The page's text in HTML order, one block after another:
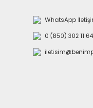
WhatsApp
0 (850) 302 11 64